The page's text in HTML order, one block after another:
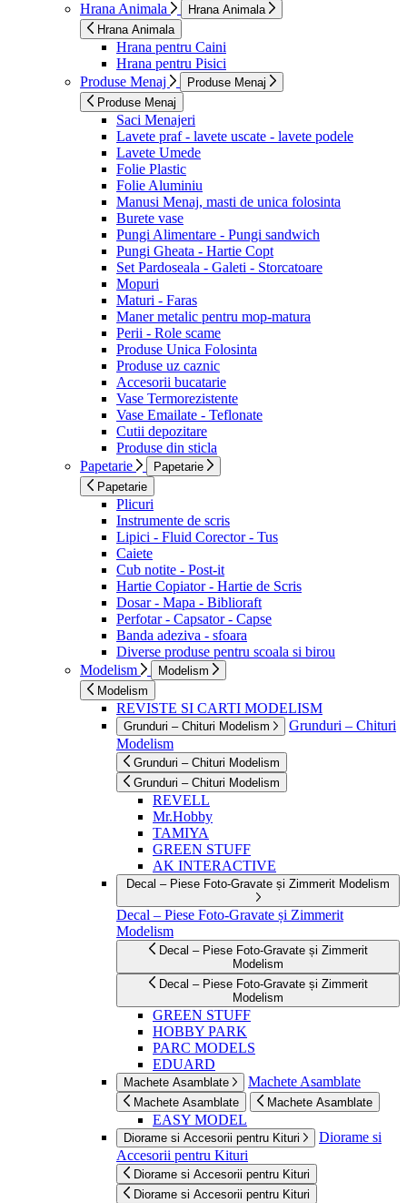
Hrana Animala
Hrana Animala
Hrana Animala
Hrana pentru Caini
Hrana pentru Pisici
Produse Menaj
Produse Menaj
Produse Menaj
Saci Menajeri
Lavete praf - lavete uscate - lavete podele
Lavete Umede
Folie Plastic
Folie Aluminiu
Manusi Menaj, masti de unica folosinta
Burete vase
Pungi Alimentare - Pungi sandwich
Pungi Gheata - Hartie Copt
Set Pardoseala - Galeti - Storcatoare
Mopuri
Maturi - Faras
Maner metalic pentru mop-matura
Perii - Role scame
Produse Unica Folosinta
Produse uz caznic
Accesorii bucatarie
Vase Termorezistente
Vase Emailate - Teflonate
Cutii depozitare
Produse din sticla
Papetarie
Papetarie
Papetarie
Plicuri
Instrumente de scris
Lipici - Fluid Corector - Tus
Caiete
Cub notite - Post-it
Hartie Copiator - Hartie de Scris
Dosar - Mapa - Biblioraft
Perfotar - Capsator - Capse
Banda adeziva - sfoara
Diverse produse pentru scoala si birou
Modelism
Modelism
Modelism
REVISTE SI CARTI MODELISM
Grunduri – Chituri Modelism
Grunduri – Chituri
Modelism
Grunduri – Chituri Modelism
Grunduri – Chituri Modelism
REVELL
Mr.Hobby
TAMIYA
GREEN STUFF
AK INTERACTIVE
Decal – Piese Foto-Gravate și Zimmerit Modelism
Decal – Piese Foto-Gravate și Zimmerit
Modelism
Decal – Piese Foto-Gravate și Zimmerit
Modelism
Decal – Piese Foto-Gravate și Zimmerit
Modelism
GREEN STUFF
HOBBY PARK
PARC MODELS
EDUARD
Machete Asamblate Machete Asamblate
Machete Asamblate Machete Asamblate
EASY MODEL
Diorame si Accesorii pentru Kituri
Diorame si
Accesorii pentru Kituri
Diorame si Accesorii pentru Kituri
Diorame si Accesorii pentru Kituri